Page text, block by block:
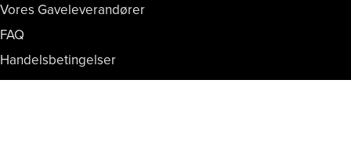
Vores Gaveleverandører
FAQ
Handelsbetingelser
Persondata- og cookiepolitik